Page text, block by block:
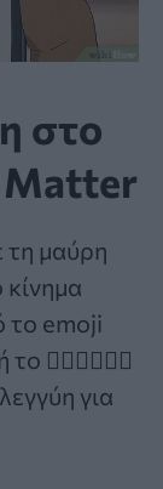
στο
Matter
τη μαύρη
κίνημα
το emoji
✊🏿✊🏾✊🏽
για